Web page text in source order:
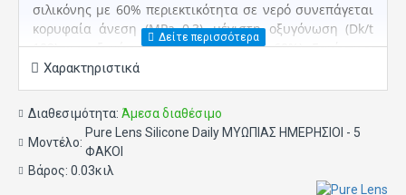
σιλικόνης με 60% περιεκτικότητα σε νερό συνεπάγεται
κορυφαία άνεση (MPa 0,3), μέγιστη οξυγόνωση (Dk/t
109) και αξεπέραστη ενυδάτωση (WC 60%). Εντός της
συσκευασίας οι φακοί είναι εμβαπτισμένοι σε υγρό με
περιεκτικότητα υαλουρονικού με αποτέλεσμα την
απαράμιλλη αίσθηση δροσιάς κατά την τοποθέτηση
των φακών στο μάτι. Ο ασφαιρικός σχεδιασμός
προσφέρει έλεγχο οπτικών εκτροπών με αποτέλεσμα
όραση υψηλής ευκρίνειας ακόμα και σε συνθήκες
χαμηλού φωτισμού.
Χαρακτηριστικά
Διαθεσιμότητα: Άμεσα διαθέσιμο
Μοντέλο:
Pure Lens Silicone Daily ΜΥΩΠΙΑΣ ΗΜΕΡΗΣΙΟΙ - 5
ΦΑΚΟΙ
Βάρος: 0.03κιλ